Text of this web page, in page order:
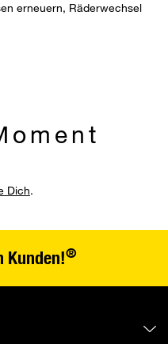
erneuern, Räderwechsel
Dich.
Kunden!®